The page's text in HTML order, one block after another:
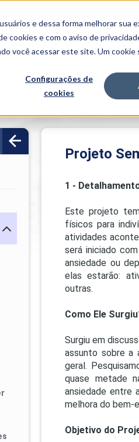
e dessa forma melhorar sua
cookies e com o aviso de
você acessar este site. Um
Configurações de
cookies
EAD BENEFÍCIOS
Projeto
1 -
Este projeto
físicos para
atividades
será iniciado
ansiedade ou
elas estarão:
outras.
Como Ele
Surgiu em
assunto sobre a
geral.
quase metade
ansiedade entre
melhora do bem-
Objetivo do